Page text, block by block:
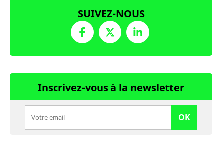
SUIVEZ-NOUS
Inscrivez-vous à la newsletter
OK